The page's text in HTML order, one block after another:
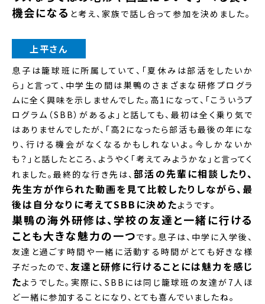
機会になる と考え、家族で話し合って参加を決めました。
上平さん
息子は籠球班に所属していて、「夏休みは部活をしたいか
ら」と言って、中学生の間は巣鴨のさまざまな研修プログラ
ムに全く興味を示しませんでした。高1になって、「こういうプ
ログラム（SBB）があるよ」と話しても、最初は全く乗り気で
はありませんでしたが、「高2になったら部活も最後の年にな
り、行ける機会がなくなるかもしれないよ。今しかないか
も？」と話したところ、ようやく「考えてみようかな」と言ってく
れました。最終的な行き先は、部活の先輩に相談したり、
先生方が作られた動画を見て比較したりしながら、最
後は自分なりに考えてSBBに決めたようです。
巣鴨の海外研修は、学校の友達と一緒に行ける
ことも大きな魅力の一つです。息子は、中学に入学後、
友達と過ごす時間や一緒に活動する時間がとても好きな様
子だったので、 友達と研修に行けることには魅力を感じ
たようでした。実際に、SBBには同じ籠球班の友達が7人ほ
ど一緒に参加することになり、とても喜んでいましたね。